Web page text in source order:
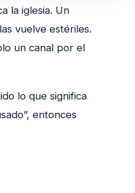
la iglesia. Un
vuelve estériles.
un canal por el
lo que significa
entonces